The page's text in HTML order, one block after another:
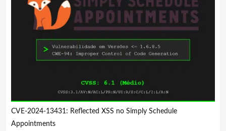
CVE-2024-13431: Reflected XSS no Simply Schedule
Appointments